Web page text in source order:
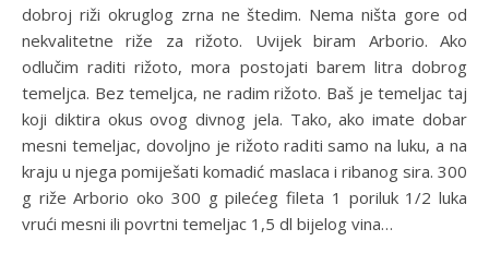
dobroj riži okruglog zrna ne štedim. Nema ništa gore od
nekvalitetne riže za rižoto. Uvijek biram Arborio. Ako
odlučim raditi rižoto, mora postojati barem litra dobrog
temeljca. Bez temeljca, ne radim rižoto. Baš je temeljac taj
koji diktira okus ovog divnog jela. Tako, ako imate dobar
mesni temeljac, dovoljno je rižoto raditi samo na luku, a na
kraju u njega pomiješati komadić maslaca i ribanog sira. 300
g riže Arborio oko 300 g pilećeg fileta 1 poriluk 1/2 luka
vrući mesni ili povrtni temeljac 1,5 dl bijelog vina…